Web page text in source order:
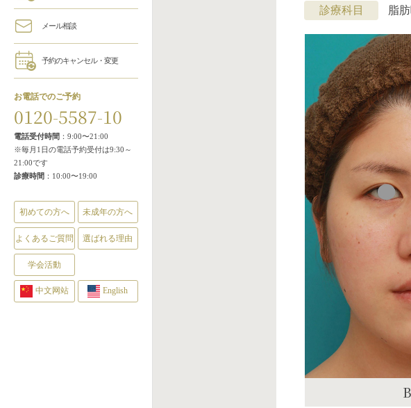
メール相談
予約のキャンセル・変更
お電話でのご予約
0120-5587-10
電話受付時間 ：9:00〜21:00
※毎月1日の電話予約受付は9:30～
21:00です
診療時間 ：10:00〜19:00
初めての方へ 未成年の方へ
よくあるご質問 選ばれる理由
学会活動
中文网站 English
診療科目 脂